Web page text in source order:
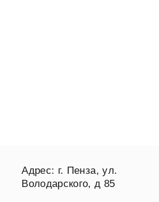
Адрес: г. Пенза, ул.
Володарского, д 85